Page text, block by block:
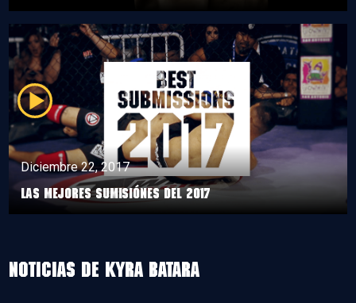
Diciembre 22, 2017
LAS MEJORES SUMISIÓNES DEL 2017
Noticias de kyra batara